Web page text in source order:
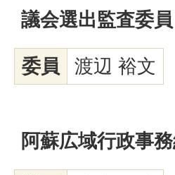
議会選出監査委員
委員 渡辺 裕文
阿蘇広域行政事